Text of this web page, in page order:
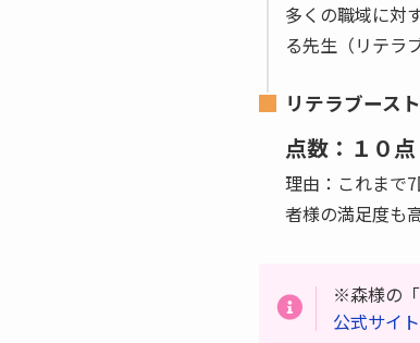
多くの職域に対
る先生（リテラ
リテラブース
点数：１０点
理由：これまで
者様の満足度も
※森様の「
公式サイト